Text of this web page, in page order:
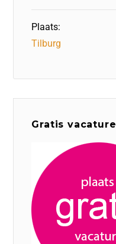
Plaats:
Tilburg
Gratis